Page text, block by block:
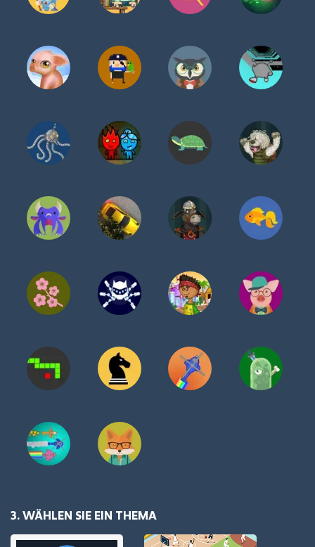
3. WÄHLEN SIE EIN THEMA